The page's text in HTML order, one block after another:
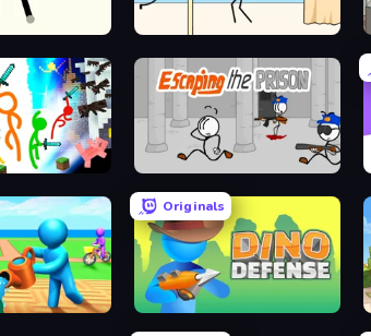
Originals
Dino Defense